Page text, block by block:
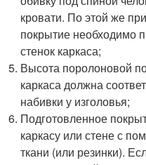
кровати. По этой же
покрытие необходимо
стенок каркаса;
Высота поролоновой
каркаса должна
набивки у изголовья;
Подготовленное
каркасу или стене с
ткани (или резинки).